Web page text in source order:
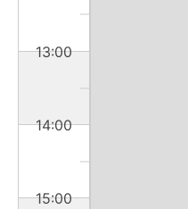
13:00
14:00
15:00